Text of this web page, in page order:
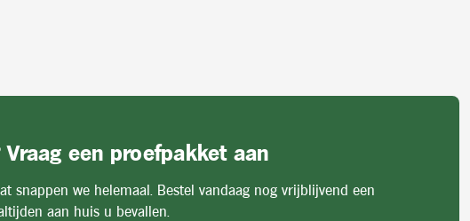
Vraag een proefpakket aan
snappen we helemaal. Bestel vandaag nog vrijblijvend een
aan huis u bevallen.